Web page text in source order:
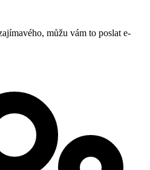
můžu vám to poslat e-